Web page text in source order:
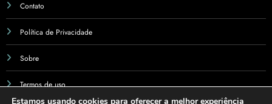
Contato
Política de Privacidade
Sobre
Termos de uso
Estamos usando cookies para oferecer a melhor experiência